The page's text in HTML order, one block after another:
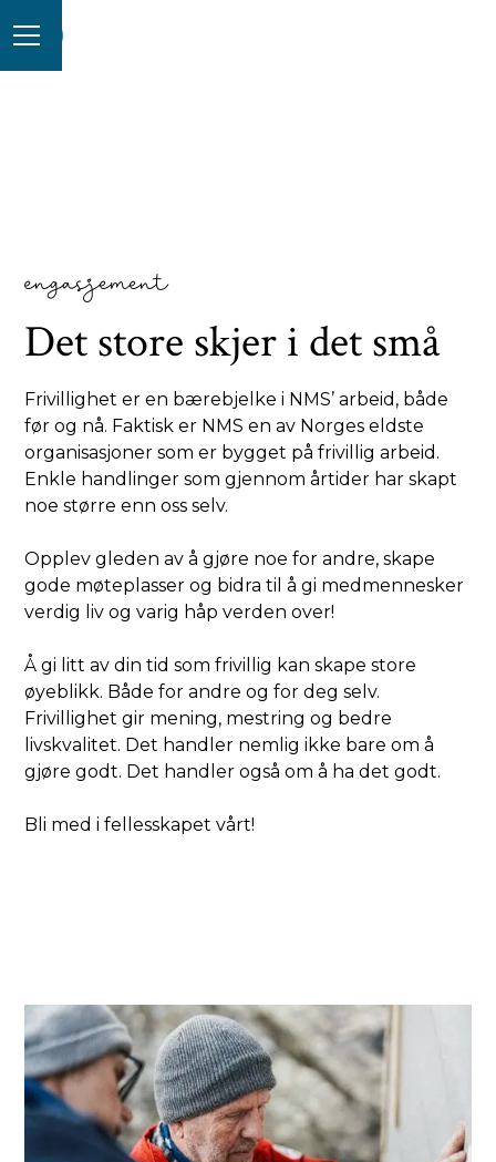
engasjement
Det store skjer i det små
Frivillighet er en bærebjelke i NMS’ arbeid, både
før og nå. Faktisk er NMS en av Norges eldste
organisasjoner som er bygget på frivillig arbeid.
Enkle handlinger som gjennom årtider har skapt
noe større enn oss selv.
Opplev gleden av å gjøre noe for andre, skape
gode møteplasser og bidra til å gi medmennesker
verdig liv og varig håp verden over!
Å gi litt av din tid som frivillig kan skape store
øyeblikk. Både for andre og for deg selv.
Frivillighet gir mening, mestring og bedre
livskvalitet. Det handler nemlig ikke bare om å
gjøre godt. Det handler også om å ha det godt.
Bli med i fellesskapet vårt!